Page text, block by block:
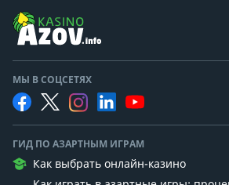
МЫ В СОЦСЕТЯХ
ГИД ПО АЗАРТНЫМ ИГРАМ
Как выбрать онлайн-казино